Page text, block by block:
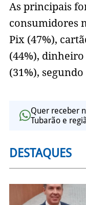
As principais
consumidores
Pix (47%),
(44%),
(31%), segundo
Quer receber
Tubarão e
DESTAQUES